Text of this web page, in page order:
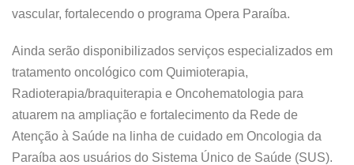
vascular, fortalecendo o programa Opera Paraíba.
Ainda serão disponibilizados serviços especializados em
tratamento oncológico com Quimioterapia,
Radioterapia/braquiterapia e Oncohematologia para
atuarem na ampliação e fortalecimento da Rede de
Atenção à Saúde na linha de cuidado em Oncologia da
Paraíba aos usuários do Sistema Único de Saúde (SUS).